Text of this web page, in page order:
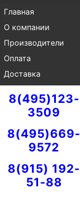
Главная
О компании
Производители
Оплата
Доставка
8(495)123-
3509
8(495)669-
9572
8(915) 192-
51-88